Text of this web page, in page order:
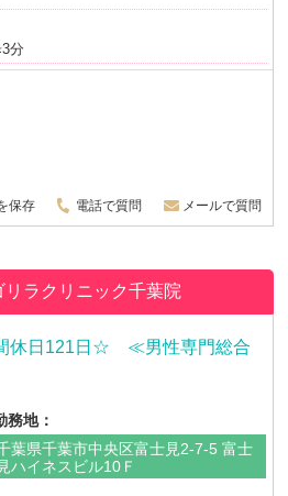
分
保存 電話で質問 メールで質問
リラクリニック千葉院
休日121日☆ ≪男性専門総合
務地：
葉県千葉市中央区富士見2-7-5 富士
見ハイネスビル10Ｆ